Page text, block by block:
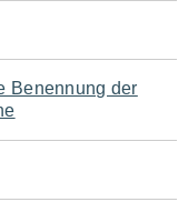
Benennung der